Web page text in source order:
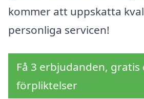
kommer att uppskatta
personliga servicen!
Få 3 erbjudanden, gratis
förpliktelser